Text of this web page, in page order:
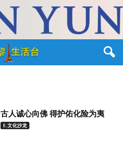
古人诚心向佛 得护佑化险为夷
E.文化沙龙